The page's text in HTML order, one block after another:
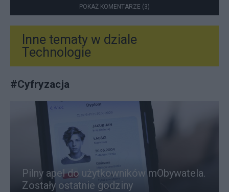
POKAŻ KOMENTARZE (3)
Inne tematy w dziale
Technologie
#Cyfryzacja
Pilny apel do użytkowników mObywatela.
Zostały ostatnie godziny